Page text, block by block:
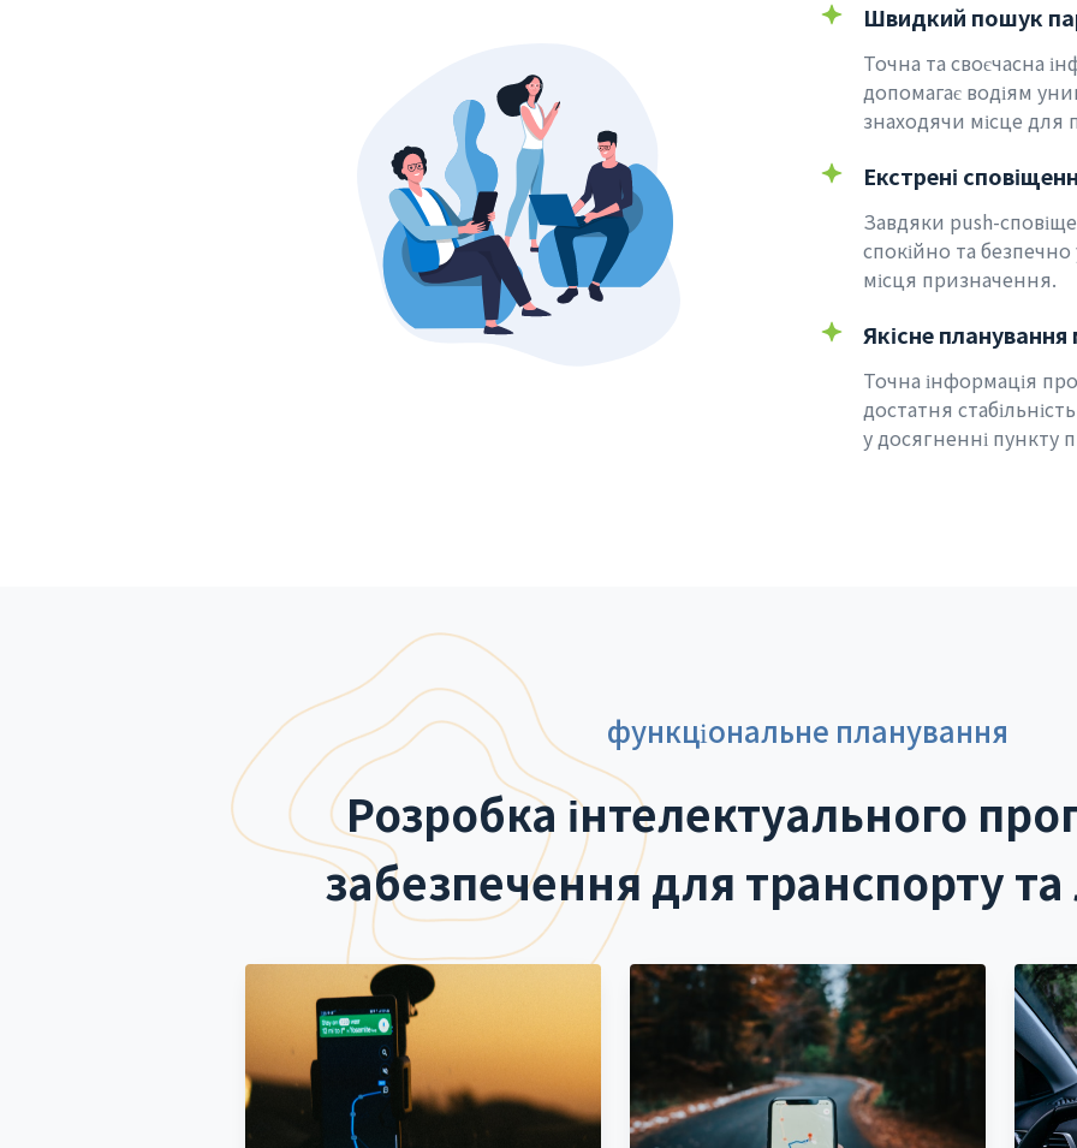
Швидкий пошук
Точна та своєчасна
допомагає водіям
знаходячи місце для
Екстрені
Завдяки push-
спокійно та безпечно
місця призначення.
Якісне
Точна інформація
достатня
у досягненні пункту
функціональне планування
Розробка інтелектуального
забезпечення для транспорту та